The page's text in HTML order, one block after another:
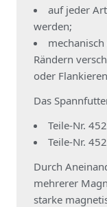
auf jeder
werden;
Rändern
oder
Das
Teile-Nr.
Teile-Nr.
Durch
mehrerer
starke